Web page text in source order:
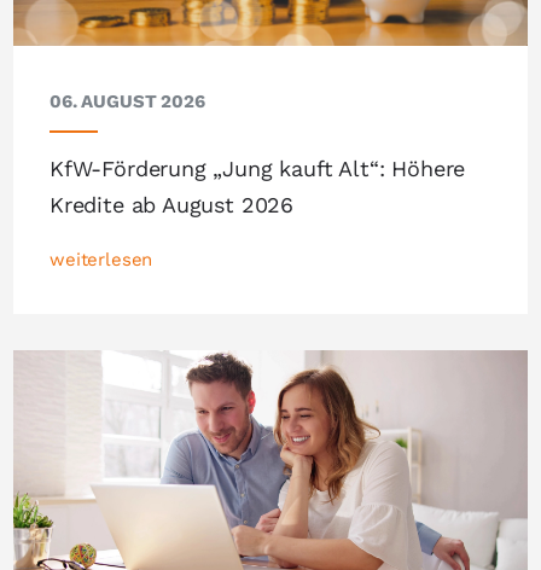
06. AUGUST 2026
KfW-Förderung „Jung kauft Alt“: Höhere
Kredite ab August 2026
weiterlesen